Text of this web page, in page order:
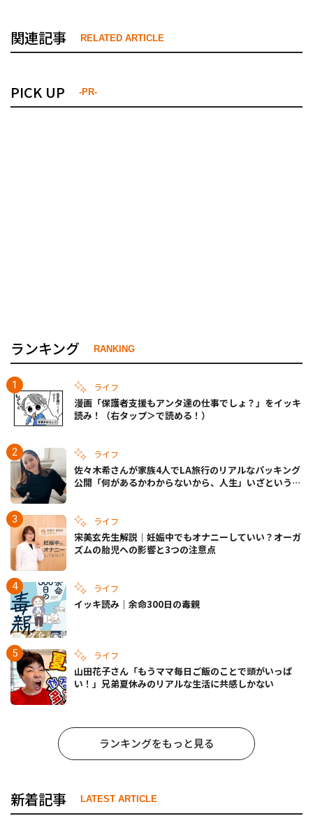
関連記事 RELATED ARTICLE
PICK UP -PR-
ランキング RANKING
ライフ
漫画「保護者支援もアンタ達の仕事でしょ？」をイッキ
読み！（右タップ＞で読める！）
ライフ
佐々木希さんが家族4人でLA旅行のリアルなパッキング
公開「何があるかわからないから、人生」いざというと
ライフ
宋美玄先生解説｜妊娠中でもオナニーしていい？オーガ
ズムの胎児への影響と3つの注意点
ライフ
イッキ読み｜余命300日の毒親
ライフ
山田花子さん「もうママ毎日ご飯のことで頭がいっぱ
い！」兄弟夏休みのリアルな生活に共感しかない
ランキングをもっと見る
新着記事 LATEST ARTICLE